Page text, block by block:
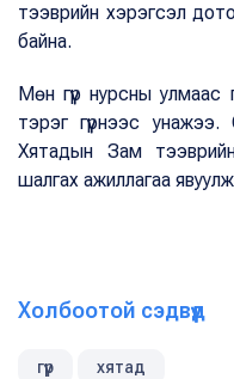
тээврийн хэрэгсэл
байна.
Мөн гүүр нурсны
тэрэг гүүрнээс
Хятадын Зам
шалгах ажиллагаа
Холбоотой сэдвүүд
гүүр хятад